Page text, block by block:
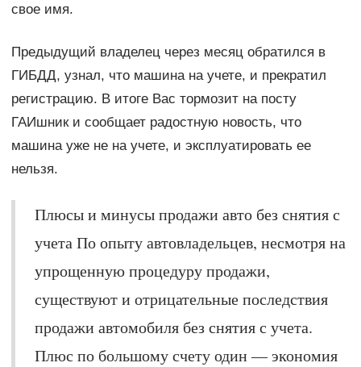
свое имя.
Предыдущий владелец через месяц обратился в
ГИБДД, узнал, что машина на учете, и прекратил
регистрацию. В итоге Вас тормозит на посту
ГАИшник и сообщает радостную новость, что
машина уже не на учете, и эксплуатировать ее
нельзя.
Плюсы и минусы продажи авто без снятия с
учета По опыту автовладельцев, несмотря на
упрощенную процедуру продажи,
существуют и отрицательные последствия
продажи автомобиля без снятия с учета.
Плюс по большому счету один — экономия